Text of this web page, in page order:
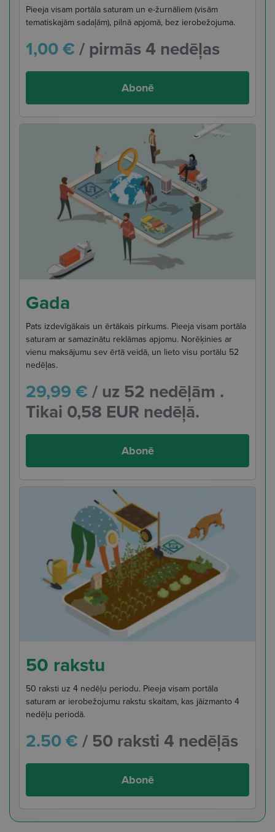
Pieeja visam portāla saturam un e-žurnāliem (visām
tematiskajām sadaļām), pilnā apjomā, bez ierobežojuma.
1,00 € / pirmās 4 nedēļas
Abonē
Gada
Pats izdevīgākais un ērtākais pirkums. Pieeja visam portāla
saturam ar samazinātu reklāmas apjomu. Norēķinies ar
vienu maksājumu sev ērtā veidā, un lieto visu portālu 52
nedēļas.
29,99 € / uz 52 nedēļām .
Tikai 0,58 EUR nedēļā.
Abonē
50 rakstu
50 raksti uz 4 nedēļu periodu. Pieeja visam portāla
saturam ar ierobežojumu rakstu skaitam, kas jāizmanto 4
nedēļu periodā.
2.50 € / 50 raksti 4 nedēļās
Abonē